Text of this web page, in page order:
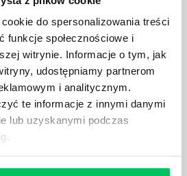
do spersonalizowania treści
funkcje społecznościowe i
witrynie. Informacje o tym, jak
udostępniamy partnerom
i analitycznym.
te informacje z innymi danymi
lub uzyskanymi podczas
SIĘ Z
JAKOŚCI WYROBÓW
rozwojem dzisiejszego
poprawić poszczególne